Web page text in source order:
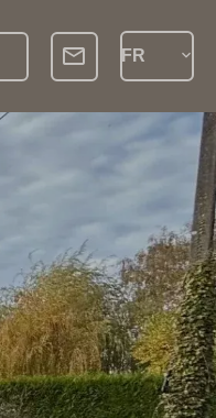
FR